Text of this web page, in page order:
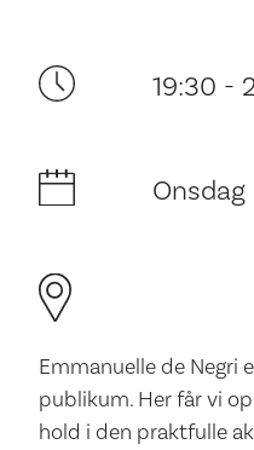
19:30 -
Onsdag
Emmanuelle de Negri
publikum. Her får vi
hold i den praktfulle